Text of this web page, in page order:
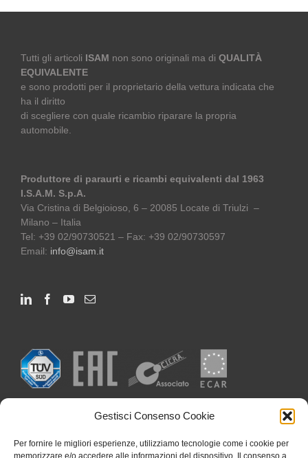
Gestisci Consenso Cookie
Per fornire le migliori esperienze, utilizziamo tecnologie come i cookie per
memorizzare e/o accedere alle informazioni del dispositivo. Il consenso a
Tutti gli articoli ISAM non sono originali ma di QUALITÀ
EQUIVALENTE
e sono prodotti per il proprietario della vettura indicata che
ha il diritto
di scegliere con quale ricambio riparare la propria
automobile.
Produttore di paraurti e ricambi equivalenti dal 1963
I.S.A.M. S.p.A.
Via Cristina di Belgioioso, 6 – 20085 Locate di Triulzi –
Milano – Italia
Tel: +39 02/90730521 – Fax: +39 02/90730597
Email: info@isam.it